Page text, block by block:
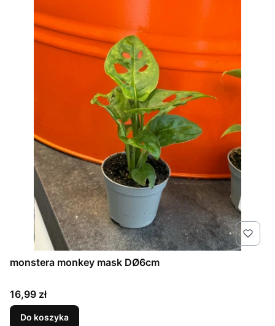
monstera monkey mask DØ6cm
Cena
16,99 zł
Do koszyka